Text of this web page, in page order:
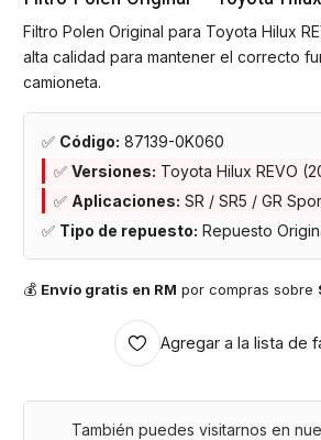
Filtro Polen Original para Toyota Hilux
alta calidad para mantener el correcto
camioneta.
✅ Código: 87139-0K060
✅ Versiones: Toyota Hilux REVO
✅ Aplicaciones: SR / SR5 / GR
✅ Tipo de repuesto: Repuesto
💰 Envío gratis en RM por compras sobre
Agregar a la lista de
También puedes visitarnos en